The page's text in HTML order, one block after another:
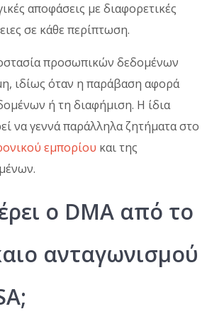
αποφάσεις με διαφορετικές
σε κάθε περίπτωση.
προσωπικών δεδομένων
ιδίως όταν η παράβαση αφορά
ή τη διαφήμιση. Η ίδια
να γεννά παράλληλα ζητήματα στο
εμπορίου και της
ο DMA από το
ανταγωνισμού